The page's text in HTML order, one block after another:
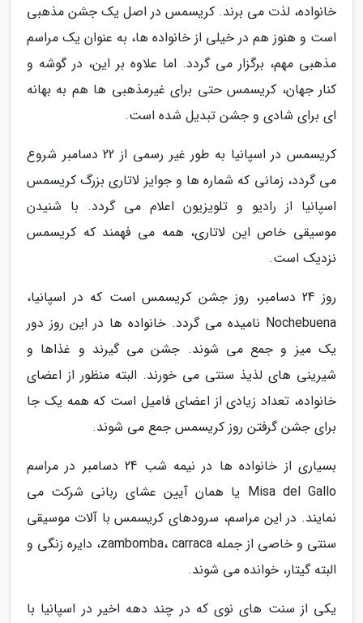
خانواده، لذت می برند. کریسمس در اصل یک جشن مذهبی
است و هنوز هم در خیلی از خانواده ها، به عنوان یک مراسم
مذهبی مهم، برگزار می گردد. اما علاوه بر این، در گوشه و
کنار جهان، کریسمس حتی برای غیرمذهبی ها هم به بهانه
ای برای شادی و جشن تبدیل شده است.
کریسمس در اسپانیا به طور غیر رسمی از 22 دسامبر شروع
می گردد، زمانی که شماره ها و جوایز لاتاری بزرگ کریسمس
اسپانیا از رادیو و تلویزیون اعلام می گردد. با شنیدن
موسیقی خاص این لاتاری، همه می فهمند که کریسمس
نزدیک است.
روز 24 دسامبر، روز جشن کریسمس است که در اسپانیا،
Nochebuena نامیده می گردد. خانواده ها در این روز دور
یک میز و جمع می شوند. جشن می گیرند و غذاها و
شیرینی های لذیذ سنتی می خورند. البته منظور از اعضای
خانواده، تعداد زیادی از اعضای فامیل است که همه یک جا
برای جشن گرفتن روز کریسمس جمع می شوند.
بسیاری از خانواده ها در نیمه شب 24 دسامبر در مراسم
Misa del Gallo یا همان آیین عشای ربانی شرکت می
نمایند. در این مراسم، سرودهای کریسمس با آلات موسیقی
سنتی و خاصی از جمله zambomba، carraca، دایره زنگی و
البته گیتار، خوانده می شوند.
یکی از سنت های نوی که در چند دهه اخیر در اسپانیا با